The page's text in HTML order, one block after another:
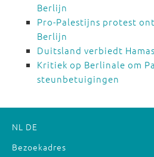
Berlijn
Pro-Palestijns protest
Berlijn
Duitsland verbiedt
Kritiek op Berlinale om
steunbetuigingen
NL DE
Bezoekadres